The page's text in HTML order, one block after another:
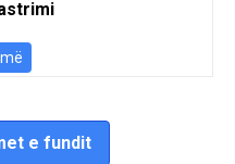
e fundit